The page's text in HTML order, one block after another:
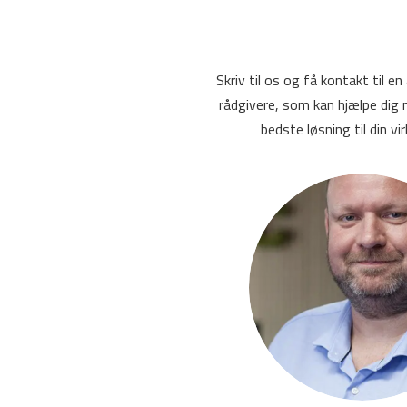
Skriv til os og få kontakt til
rådgivere, som kan hjælpe dig
bedste løsning til din